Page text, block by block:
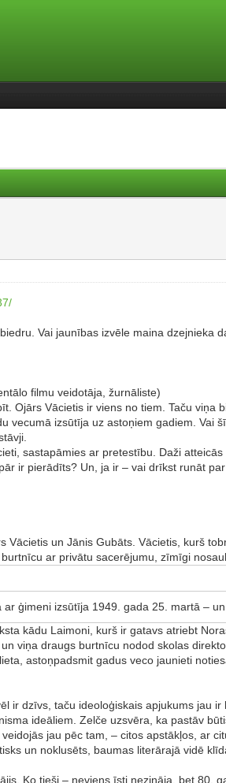
Vai jaunības izvēle maina dzejnieka
filmu veidotāja, žurnāliste)
Ojārs Vācietis ir viens no tiem. Taču
vecumā izsūtīja uz astoņiem gadiem. Vai
sastapāmies ar pretestību. Daži
ir pierādīts? Un, ja ir – vai drīkst runāt
Vācietis un Jānis Gubāts. Vācietis, kurš
ar privātu sacerējumu, zīmīgi
ģimeni izsūtīja 1949. gada 25. martā –
kādu Laimoni, kurš ir gatavs atriebt
viņa draugs burtnīcu nodod skolas
astoņpadsmit gadus veco jaunieti
ir dzīvs, taču ideoloģiskais apjukums jau
ideāliem. Zelče uzsvēra, ka pastāv
jau pēc tam, – citos apstākļos, ar
un noklusēts, baumas literārajā vidē
Ko tieši – neviens īsti nezināja, bet 80.